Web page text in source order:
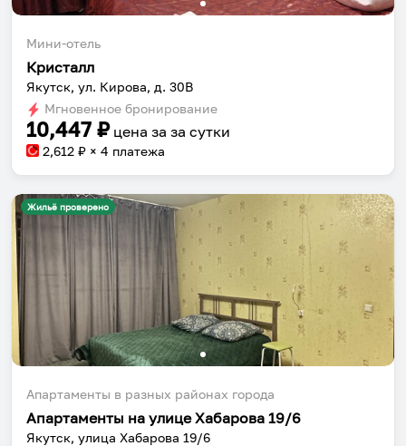
Мини-отель
Кристалл
Якутск, ул. Кирова, д. 30В
Мгновенное бронирование
10,447 ₽ цена за за сутки
2,612 ₽ × 4 платежа
Жильё проверено
Апартаменты в разных районах города
Апартаменты на улице Хабарова 19/6
Якутск, улица Хабарова 19/6